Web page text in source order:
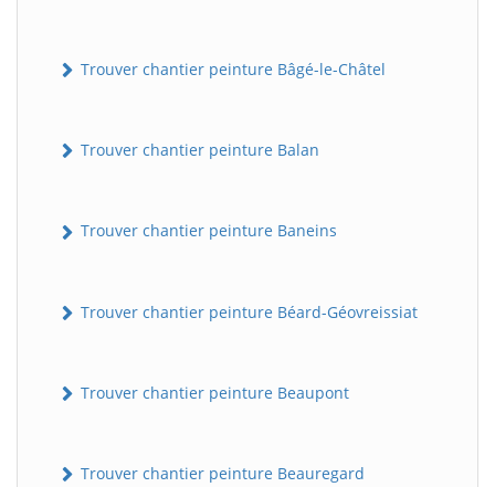
Trouver chantier peinture Bâgé-le-Châtel
Trouver chantier peinture Balan
Trouver chantier peinture Baneins
Trouver chantier peinture Béard-Géovreissiat
Trouver chantier peinture Beaupont
Trouver chantier peinture Beauregard